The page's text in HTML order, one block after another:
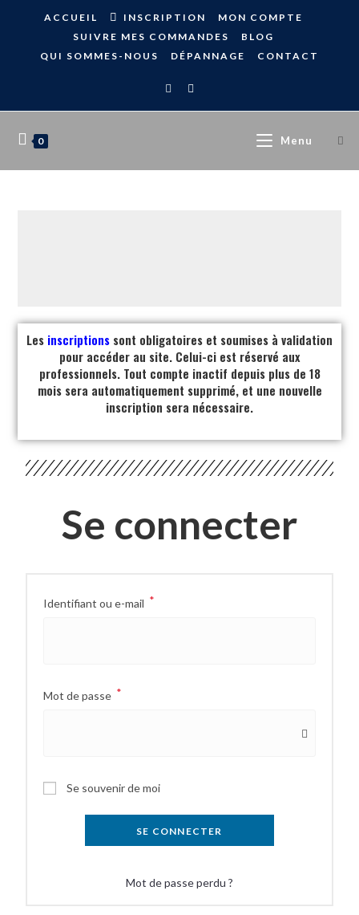
ACCUEIL INSCRIPTION
MON COMPTE
SUIVRE MES COMMANDES
BLOG
QUI SOMMES-NOUS
DÉPANNAGE CONTACT
0 Menu
Les inscriptions sont obligatoires et soumises à validation
pour accéder au site. Celui-ci est réservé aux
professionnels. Tout compte inactif depuis plus de 18
mois sera automatiquement supprimé, et une nouvelle
inscription sera nécessaire.
Se connecter
Identifiant ou e-mail *
Mot de passe *
Se souvenir de moi
SE CONNECTER
Mot de passe perdu ?